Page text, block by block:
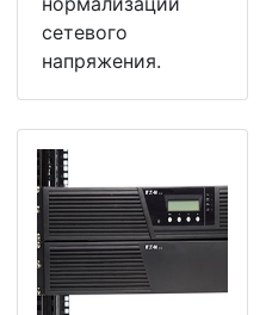
сетевого
напряжения.